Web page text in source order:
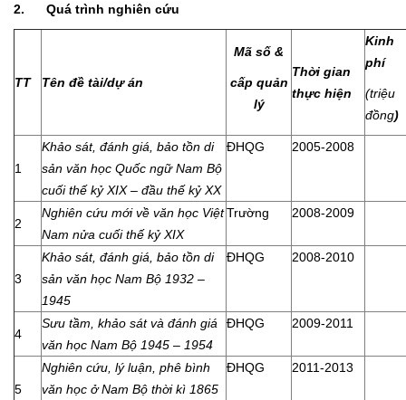
2. Quá trình nghiên cứu
TT Tên đề tài/dự án
Mã số &
cấp quản
lý
Thời gian
thực hiện
Kinh
phí
(triệu
đồng)
1
Khảo sát, đánh giá, bảo tồn di
sản văn học Quốc ngữ Nam Bộ
cuối thế kỷ XIX – đầu thế kỷ XX
ĐHQG 2005-2008
2
Nghiên cứu mới về văn học Việt
Nam nửa cuối thế kỷ XIX
Trường 2008-2009
3
Khảo sát, đánh giá, bảo tồn di
sản văn học Nam Bộ 1932 –
1945
ĐHQG 2008-2010
4
Sưu tầm, khảo sát và đánh giá
văn học Nam Bộ 1945 – 1954
ĐHQG 2009-2011
5
Nghiên cứu, lý luận, phê bình
văn học ở Nam Bộ thời kì 1865
ĐHQG 2011-2013